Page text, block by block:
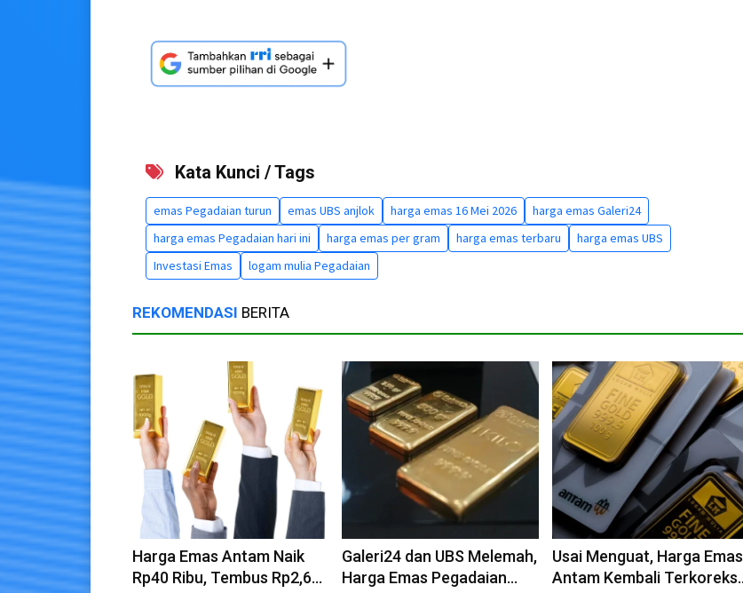
Kata Kunci / Tags
emas Pegadaian turun emas UBS anjlok harga emas 16 Mei 2026
harga emas Galeri24
harga emas Pegadaian hari ini
harga emas per gram harga emas terbaru
harga emas UBS
Investasi Emas
logam mulia Pegadaian
REKOMENDASI BERITA
Harga Emas Antam Naik
Rp40 Ribu, Tembus Rp2,69
Galeri24 dan UBS Melemah,
Harga Emas Pegadaian
Usai Menguat, Harga Emas
Antam Kembali Terkoreksi